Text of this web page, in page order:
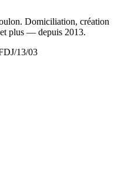
Domiciliation, création
et plus — depuis 2013.
13/03